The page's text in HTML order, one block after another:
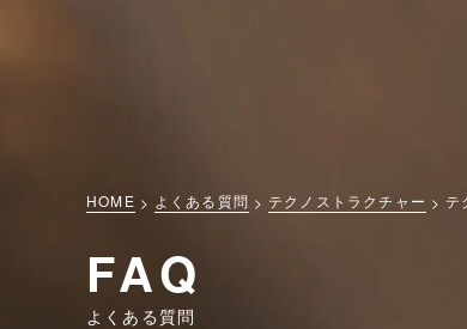
HOME よくある質問 テクノストラクチャー テ
FAQ
よくある質問